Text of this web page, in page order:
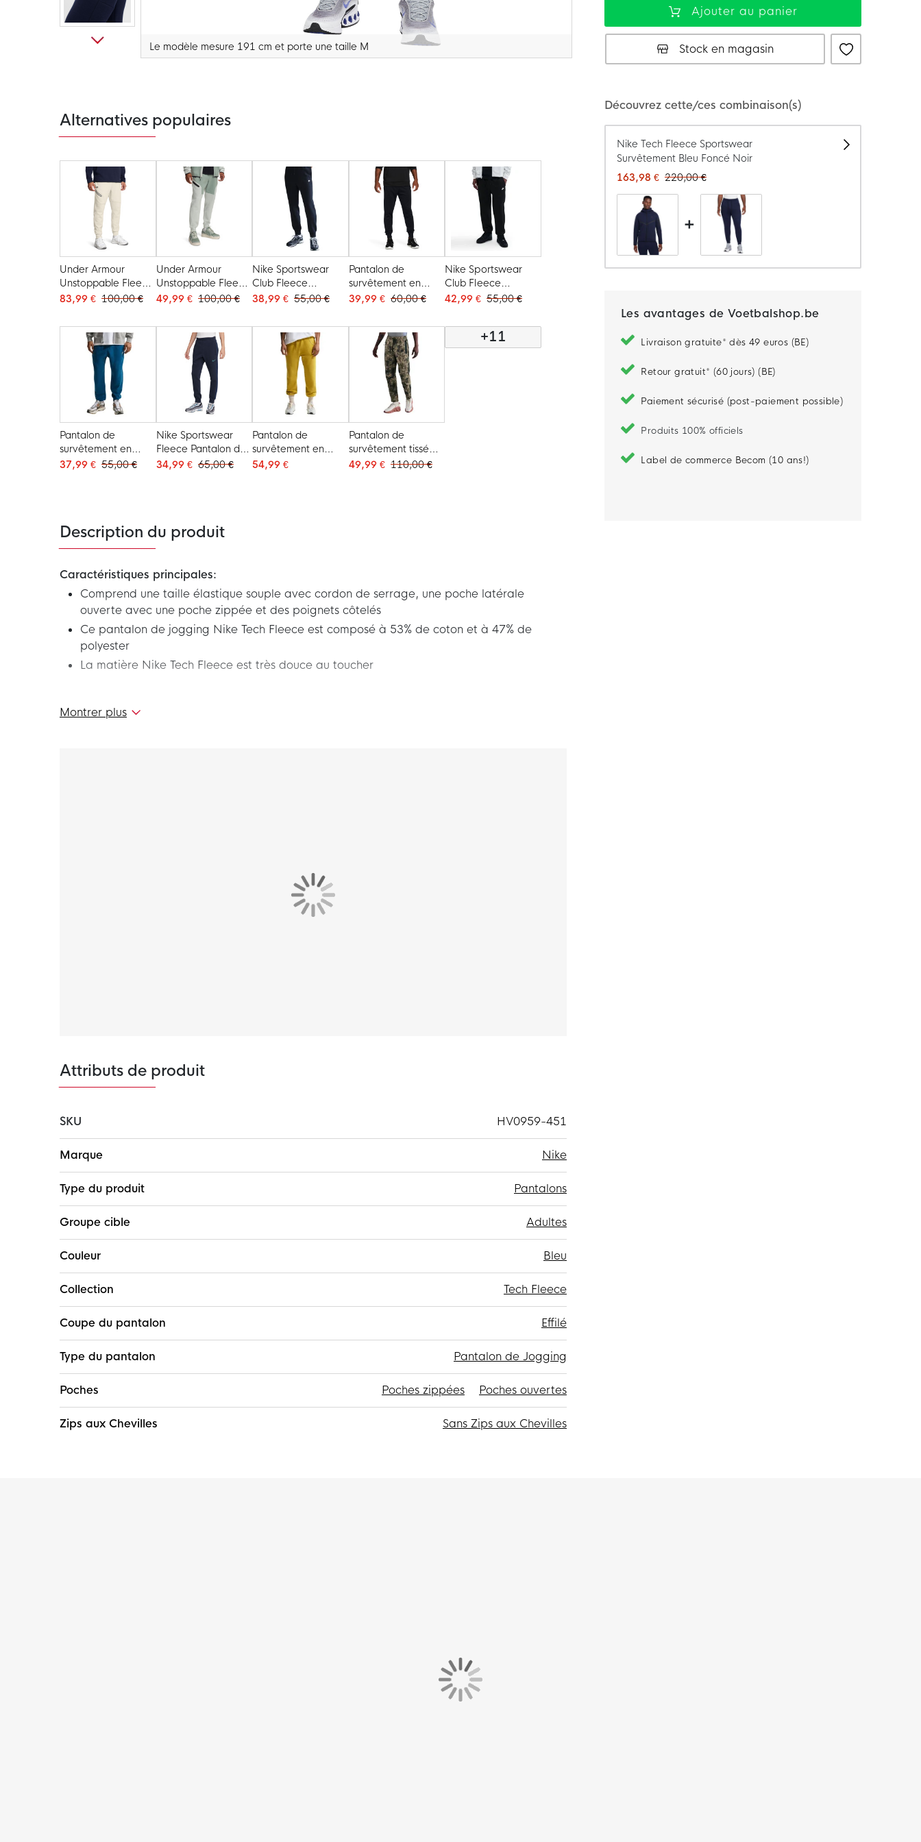
Le modèle mesure 191 cm et porte une taille M Le modèle mesure 191 cm et porte une taille M
Galerie
d’images
Ajouter au panier
Stock en magasin
Découvrez cette/ces combinaison(s)
Nike Tech Fleece Sportswear
Survêtement Bleu Foncé Noir
163,98 € 220,00 €
+
Les avantages de Voetbalshop.be
Livraison gratuite* dès 49 euros (BE)
Retour gratuit* (60 jours) (BE)
Paiement sécurisé (post-paiement possible)
Produits 100% officiels
Label de commerce Becom (10 ans!)
Alternatives populaires
Under Armour
Unstoppable Fleece
Pantalon de Jogging
83,99 € 100,00 €
Under Armour
Unstoppable Fleece
Pantalon de Jogging
Noir
49,99 € 100,00 €
Nike Sportswear
Club Fleece
Pantalon de Jogging
38,99 € 55,00 €
Pantalon de
survêtement en
polaire Under
39,99 € 60,00 €
Nike Sportswear
Club Fleece
Pantalon de Jogging
42,99 € 55,00 €
Pantalon de
survêtement en
polaire Nike
37,99 € 55,00 €
Nike Sportswear
Fleece Pantalon de
Jogging Bleu Foncé
34,99 € 65,00 €
Pantalon de
survêtement en
polaire Nike
54,99 €
Pantalon de
survêtement tissé
Nike Tech
49,99 € 110,00 €
+11
Description du produit
Caractéristiques principales:
Comprend une taille élastique souple avec cordon de serrage, une poche latérale
ouverte avec une poche zippée et des poignets côtelés
Ce pantalon de jogging Nike Tech Fleece est composé à 53% de coton et à 47% de
polyester
La matière Nike Tech Fleece est très douce au toucher
Ce nouveau pantalon de jogging Nike Tech Fleece Sportswear Bleu Foncé Noir fait partie de
la collection Nike Tech Fleece. Nike Tech Fleece est une construction thermique innovante
Ce pantalon de jogging Nike Tech Fleece est ajustable grâce à sa taille souple et élastique
avec cordon de serrage. Les poignets côtelés hauts garantissent que le pantalon reste bien
Montrer plus
Attributs de produit
SKU
HV0959-451
d'infos
Marque Nike
Type du produit Pantalons
Groupe cible Adultes
Couleur Bleu
Collection Tech Fleece
Coupe du pantalon Effilé
Type du pantalon Pantalon de Jogging
Poches Poches zippées Poches ouvertes
Zips aux Chevilles Sans Zips aux Chevilles